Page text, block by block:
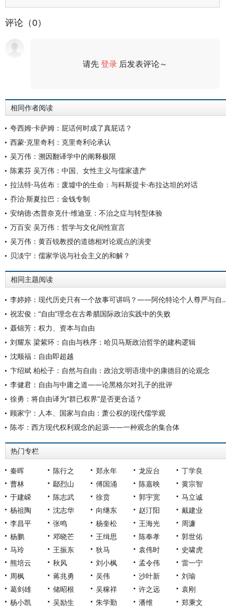
评论（0）
请先登录 后发表评论～
相同作者阅读
夸西姆·卡萨姆：屁话何时成了真屁话？
西蒙·克里奇利：克里奇利论承认
吴万伟：溯因翻译学中的阐释极限
陈素芬 吴万伟：中国、女性主义与儒家遗产
拉法特·马佐布：废墟中的生命：与科斯提卡·布拉达坦的对话
乔治·斯夏拉巴：金钱专制
安纳德·杰普奈克什·维迪亚：不治之症与转型体验
万百安 吴万伟：哲学与文化间性宣言
吴万伟：黄百锐教授的道德相对论观点的演变
贝淡宁：儒家学说与社会主义的和解？
相同主题阅读
李婷婷：现代历史只有一个故事
祝宏俊：“自由”理念在古希腊国际政治实践中的失败
聂锦芳：权力、资本与自由
刘耀东 梁紫环：自由与秩序：哈贝马斯政治哲学的建构逻辑
沈顺福：自由即超越
卞绍斌 柏松子：自然与自由：政治文明语境中的康德目的论观念
李健君：自由与中庸之道——论黑格尔对孔子的批评
徐勇：将自由译为“群已权界”是否更合适？
顾家宁：人本、国家与自由：萧公权的现代儒学观
陈岑：西方现代权利观念的起源——一种观念的集合体
热门专栏
秦晖 陈行之 郑永年 龙应台
丁学良
曹林
鄢烈山 傅国涌 陈嘉映
黄宗智
于建嵘
陈志武 徐贲 郭宇宽
马立诚
杨祖陶
沈志华 向继东 赵汀阳
戴建业
李昌平
张鸣 杨奎松 王海光
周濂
杨鹏
邓晓芒 王缉思 陈奉孝
郭世佑
马玲
王振东 狄马 袁伟时
史啸虎
熊培云
秋风 刘小枫 孟令伟
雷一宁
周枫
蒋兆勇 吴伟 沙叶新
刘瑜
葛剑雄
储昭根 吴稼祥 许之远
袁刚
杨小凯
吴励生 朱学勤 潘维 郑秉文